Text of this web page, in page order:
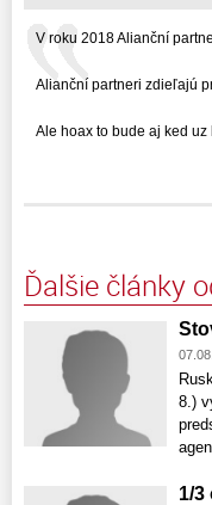
V roku 2018 Alianční
Alianční partneri zdieľajú
Ale hoax to bude aj ked
Ďalšie články
8.)
1/3